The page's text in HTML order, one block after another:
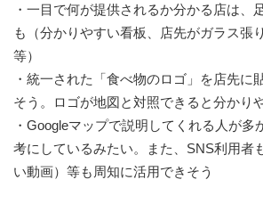
・一目で何が提供されるか分かる店は、
も（分かりやすい看板、店先がガラス張
等）
・統一された「食べ物のロゴ」を店先に
そう。ロゴが地図と対照できると分かり
・Googleマップで説明してくれる人が多
考にしているみたい。また、SNS利用者
い動画）等も周知に活用できそう